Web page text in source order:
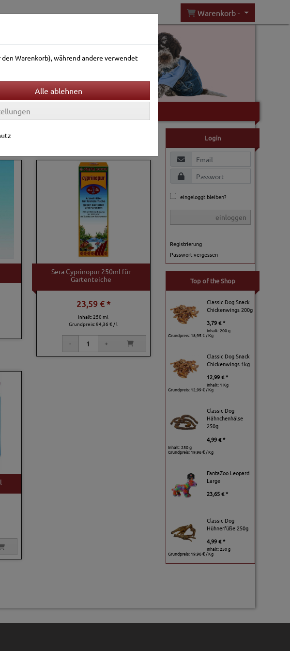
Warenkorb -
Terrarienwelt
Sera Cyprinopur 250ml für
Gartenteiche
23,59 € *
Inhalt: 250 ml
Grundpreis:94,36 € / l
Login
eingeloggt bleiben?
einloggen
Registrierung
Passwort vergessen
Top of the Shop
Classic Dog Snack
Chickenwings 200g
3,79 € *
Inhalt: 200 g
Grundpreis: 18,95 € / Kg
Classic Dog Snack
Chickenwings 1kg
12,99 € *
Inhalt: 1 Kg
Grundpreis: 12,99 € / Kg
Classic Dog
Hähnchenhälse
250g
4,99 € *
Inhalt: 250 g
Grundpreis:19,96 € / Kg
FantaZoo Leopard
Large
23,65 € *
Classic Dog
Hühnerfüße 250g
4,99 € *
Inhalt: 250 g
Grundpreis: 19,96 € / Kg
Warenkorb), während andere verwendet